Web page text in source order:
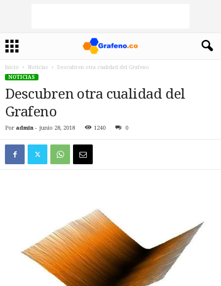
Inicio Noticias
Descubren otra cualidad del Grafeno
NOTICIAS
Descubren otra cualidad del
Grafeno
Por admin - junio 28, 2018 1240 0